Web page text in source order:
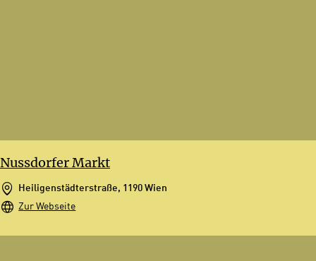
Nussdorfer Markt
Heiligenstädterstraße, 1190 Wien
Zur Webseite